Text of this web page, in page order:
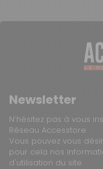
Newsletter
N’hésitez pas à vous
Réseau Accesstore
Vous pouvez vous
pour cela nos
d'utilisation du site.